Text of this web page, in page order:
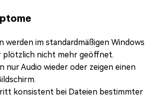
werden im standardmäßigen Windows
plötzlich nicht mehr geöffnet.
nur Audio wieder oder zeigen einen
konsistent bei Dateien bestimmter